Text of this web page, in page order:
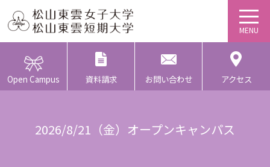
Open Campus 資料請求 お問い合わせ アクセス
2026/8/21（金）オープンキャンパス